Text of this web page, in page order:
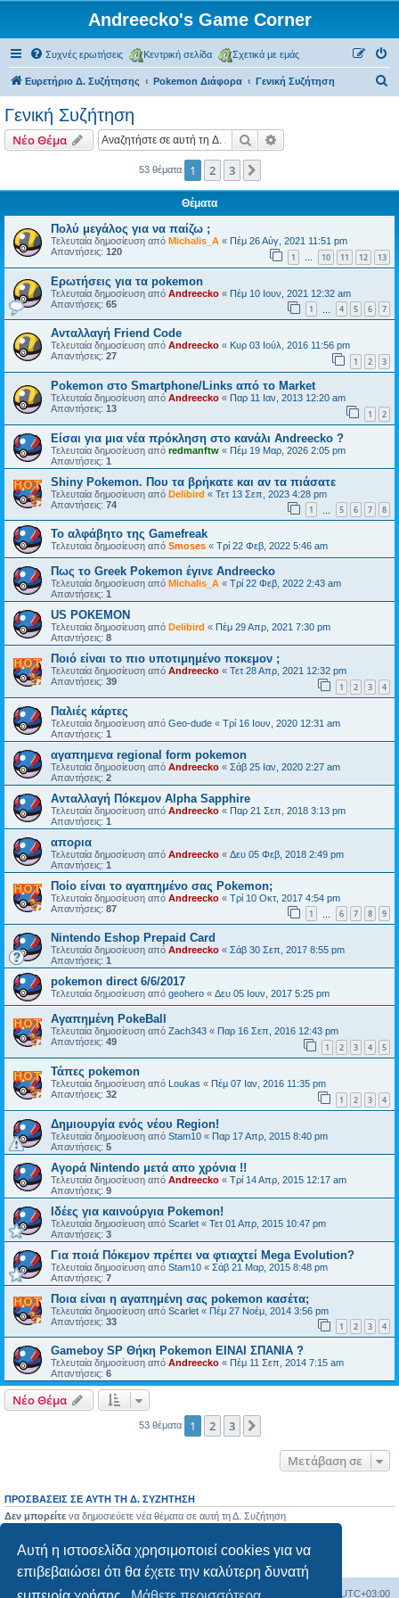
Αυτή η ιστοσελίδα χρησιμοποιεί cookies για να
επιβεβαιώσει ότι θα έχετε την καλύτερη δυνατή
Andreecko's Game Corner
Συχνές ερωτήσεις Κεντρική σελίδα Σχετικά με εμάς
Ευρετήριο Δ. Συζήτησης Pokemon Διάφορα Γενική Συζήτηση
η
Γενική Συζήτηση
Νέο Θέμα Αναζήτηση
53 θέματα 1 2 3
Θέματα
Πολύ μεγάλος για να παίζω ;
Τελευταία δημοσίευση από Michalis_A « Πέμ 26 Αύγ, 2021 11:51 pm
Απαντήσεις: 120 1 … 10 11 12 13
Ερωτήσεις για τα pokemon
Τελευταία δημοσίευση από Andreecko « Πέμ 10 Ιουν, 2021 12:32 am
Απαντήσεις: 65 1 4 5 6 7
Ανταλλαγή Friend Code
Τελευταία δημοσίευση από Andreecko « Κυρ 03 Ιούλ, 2016 11:56 pm
Απαντήσεις: 27 1 2 3
Pokemon στο Smartphone/Links από το Market
Τελευταία δημοσίευση από Andreecko « Παρ 11 Ιαν, 2013 12:20 am
Απαντήσεις: 13 1 2
Είσαι για μια νέα πρόκληση στο κανάλι Andreecko ?
Τελευταία δημοσίευση από redmanftw « Πέμ 19 Μαρ, 2026 2:05 pm
Απαντήσεις: 1
Shiny Pokemon. Που τα βρήκατε και αν τα πιάσατε
Τελευταία δημοσίευση από Delibird « Τετ 13 Σεπ, 2023 4:28 pm
Απαντήσεις: 74 1 5 6 7 8
Το αλφάβητο της Gamefreak
Τελευταία δημοσίευση από Smoses « Τρί 22 Φεβ, 2022 5:46 am
Πως το Greek Pokemon έγινε Andreecko
Τελευταία δημοσίευση από Michalis_A « Τρί 22 Φεβ, 2022 2:43 am
Απαντήσεις: 1
US POKEMON
Τελευταία δημοσίευση από Delibird « Πέμ 29 Απρ, 2021 7:30 pm
Απαντήσεις: 8
Ποιό είναι το πιο υποτιμημένο ποκεμον ;
Τελευταία δημοσίευση από Andreecko « Τετ 28 Απρ, 2021 12:32 pm
Απαντήσεις: 39 1 2 3 4
Παλιές κάρτες
Τελευταία δημοσίευση από Geo-dude « Τρί 16 Ιουν, 2020 12:31 am
Απαντήσεις: 1
αγαπημενα regional form pokemon
Τελευταία δημοσίευση από Andreecko « Σάβ 25 Ιαν, 2020 2:27 am
Απαντήσεις: 2
Ανταλλαγή Πόκεμον Alpha Sapphire
Τελευταία δημοσίευση από Andreecko « Παρ 21 Σεπ, 2018 3:13 pm
Απαντήσεις: 1
απορια
Τελευταία δημοσίευση από Andreecko « Δευ 05 Φεβ, 2018 2:49 pm
Απαντήσεις: 1
Ποίο είναι το αγαπημένο σας Pokemon;
Τελευταία δημοσίευση από Andreecko « Τρί 10 Οκτ, 2017 4:54 pm
Απαντήσεις: 87 1 6 7 8 9
Nintendo Eshop Prepaid Card
Τελευταία δημοσίευση από Andreecko « Σάβ 30 Σεπ, 2017 8:55 pm
Απαντήσεις: 1
pokemon direct 6/6/2017
Τελευταία δημοσίευση από geohero « Δευ 05 Ιουν, 2017 5:25 pm
Αγαπημένη PokeBall
Τελευταία δημοσίευση από Zach343 « Παρ 16 Σεπ, 2016 12:43 pm
Απαντήσεις: 49 1 2 3 4 5
Τάπες pokemon
Τελευταία δημοσίευση από Loukas « Πέμ 07 Ιαν, 2016 11:35 pm
Απαντήσεις: 32 1 2 3 4
Δημιουργία ενός νέου Region!
Τελευταία δημοσίευση από Stam10 « Παρ 17 Απρ, 2015 8:40 pm
Απαντήσεις: 5
Αγορά Nintendo μετά απο χρόνια !!
Τελευταία δημοσίευση από Andreecko « Τρί 14 Απρ, 2015 12:17 am
Απαντήσεις: 9
Ιδέες για καινούργια Pokemon!
Τελευταία δημοσίευση από Scarlet « Τετ 01 Απρ, 2015 10:47 pm
Απαντήσεις: 3
Για ποιά Πόκεμον πρέπει να φτιαχτεί Mega Evolution?
Τελευταία δημοσίευση από Stam10 « Σάβ 21 Μαρ, 2015 8:48 pm
Απαντήσεις: 7
Ποια είναι η αγαπημένη σας pokemon κασέτα;
Τελευταία δημοσίευση από Scarlet « Πέμ 27 Νοέμ, 2014 3:56 pm
Απαντήσεις: 33 1 2 3 4
Gameboy SP Θήκη Pokemon ΕΙΝΑΙ ΣΠΑΝΙΑ ?
Τελευταία δημοσίευση από Andreecko « Πέμ 11 Σεπ, 2014 7:15 am
Απαντήσεις: 6
Νέο Θέμα
53 θέματα 1 2 3
Μετάβαση σε
ΠΡΟΣΒΆΣΕΙΣ ΣΕ ΑΥΤΉ ΤΗ Δ. ΣΥΖΉΤΗΣΗ
Δεν μπορείτε να δημοσιεύετε νέα θέματα σε αυτή τη Δ. Συζήτηση
Δεν μπορείτε
να επεξεργάζεστε τις δημοσιεύσεις σας σε αυτή τη Δ. Συζήτηση
Δεν μπορείτενα διαγράφετε τις δημοσιεύσεις σας σε αυτή τη Δ. Συζήτηση
Δεν μπορείτενα επισυνάπτετε αρχεία σε αυτή τη Δ. Συζήτηση
Ευρετήριο Δ. Συζήτησης Όλοι οι χρόνοι είναι UTC+03:00